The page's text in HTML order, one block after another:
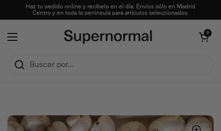
Ir al contenidoHaz tu pedido online y recíbelo en el día. Envíos sólo en Madrid
Centro y en toda la península para artículos seleccionados.
Abrir menú
Abrir carrito
0